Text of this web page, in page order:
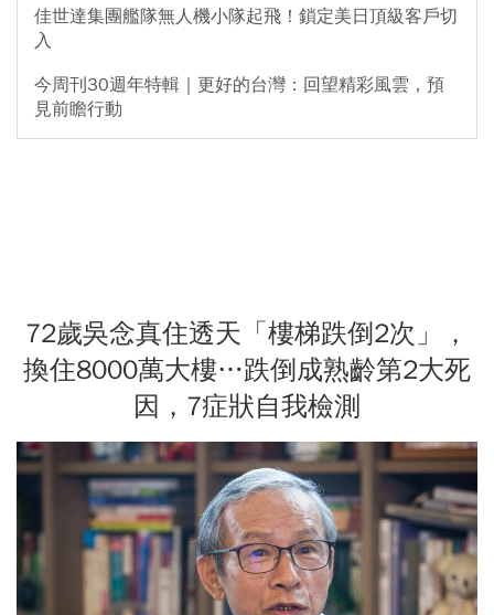
佳世達集團艦隊無人機小隊起飛！鎖定美日頂級客戶切
入
今周刊30週年特輯｜更好的台灣：回望精彩風雲，預
見前瞻行動
72歲吳念真住透天「樓梯跌倒2次」，
換住8000萬大樓…跌倒成熟齡第2大死
因，7症狀自我檢測